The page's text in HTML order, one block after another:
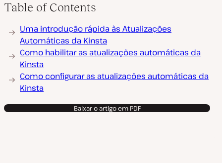
Table of Contents
Uma introdução rápida às Atualizações
Automáticas da Kinsta
Como habilitar as atualizações automáticas da
Kinsta
Como configurar as atualizações automáticas da
Kinsta
Baixar o artigo em PDF